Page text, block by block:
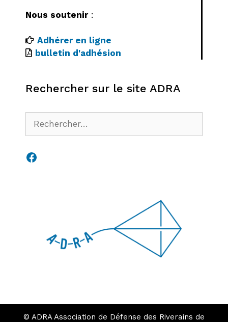
Nous soutenir:
Adhérer en ligne
bulletin d'adhésion
Rechercher sur le site ADRA
Rechercher :
Facebook
© ADRA Association de Défense des Riverains de